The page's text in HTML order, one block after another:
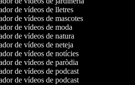
de vídeos de lletres
de vídeos de mascotes
de vídeos de moda
de vídeos de natura
de vídeos de neteja
de vídeos de notícies
de vídeos de paròdia
de vídeos de podcast
de vídeos de podcast